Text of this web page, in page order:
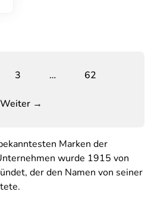
3 … 62
Weiter →
Marken der
wurde 1915 von
der den Namen von seiner